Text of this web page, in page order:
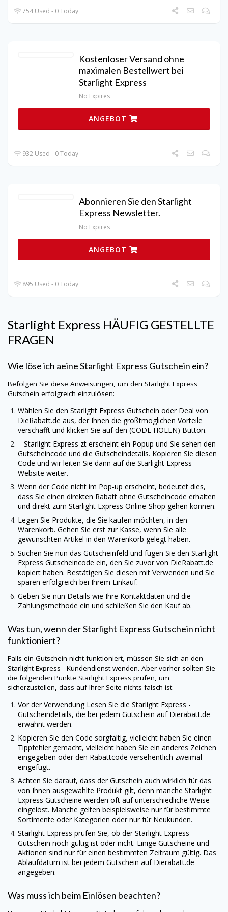
754 Used - 0 Today
Kostenloser Versand ohne
maximalen Bestellwert bei
Starlight Express
No Expires
ANGEBOT
932 Used - 0 Today
Abonnieren Sie den Starlight
Express Newsletter.
No Expires
ANGEBOT
895 Used - 0 Today
Starlight Express HÄUFIG GESTELLTE
FRAGEN
Wie löse ich aeineStarlight Express Gutschein ein?
Befolgen Sie diese Anweisungen, um den Starlight Express
Gutschein erfolgreich einzulösen:
Wählen Sie den Starlight Express Gutschein oder Deal von
DieRabatt.de aus, der Ihnen die größtmöglichen Vorteile
verschafft und klicken Sie auf den (CODE HOLEN) Button.
Starlight Express zt erscheint ein Popup und Sie sehen den
Gutscheincode und die Gutscheindetails. Kopieren Sie diesen
Code und wir leiten Sie dann auf die Starlight Express -
Website weiter.
Wenn der Code nicht im Pop-up erscheint, bedeutet dies,
dass Sie einen direkten Rabatt ohne Gutscheincode erhalten
und direkt zum Starlight Express Online-Shop gehen können.
Legen Sie Produkte, die Sie kaufen möchten, in den
Warenkorb. Gehen Sie erst zur Kasse, wenn Sie alle
gewünschten Artikel in den Warenkorb gelegt haben.
Suchen Sie nun das Gutscheinfeld und fügen Sie den Starlight
Express Gutscheincode ein, den Sie zuvor von DieRabatt.de
kopiert haben. Bestätigen Sie diesen mit Verwenden und Sie
sparen erfolgreich bei Ihrem Einkauf.
Geben Sie nun Details wie Ihre Kontaktdaten und die
Zahlungsmethode ein und schließen Sie den Kauf ab.
Was tun, wenn der Starlight Express Gutschein nicht
funktioniert?
Falls ein Gutschein nicht funktioniert, müssen Sie sich an den
Starlight Express -Kundendienst wenden. Aber vorher sollten Sie
die folgenden Punkte Starlight Express prüfen, um
sicherzustellen, dass auf Ihrer Seite nichts falsch ist
Vor der Verwendung Lesen Sie die Starlight Express -
Gutscheindetails, die bei jedem Gutschein aufDierabatt.de
erwähnt werden.
Kopieren Sie den Code sorgfältig, vielleicht haben Sie einen
Tippfehler gemacht, vielleicht haben Sie ein anderes Zeichen
eingegeben oder den Rabattcode versehentlich zweimal
eingefügt.
Achten Sie darauf, dass der Gutschein auch wirklich für das
von Ihnen ausgewählte Produkt gilt, denn manche Starlight
Express Gutscheine werden oft auf unterschiedliche Weise
eingelöst. Manche gelten beispielsweise nur für bestimmte
Sortimente oder Kategorien oder nur für Neukunden.
Starlight Express prüfen Sie, ob der Starlight Express -
Gutschein noch gültig ist oder nicht. Einige Gutscheine und
Aktionen sind nur für einen bestimmten Zeitraum gültig. Das
Ablaufdatum ist bei jedem Gutschein aufDierabatt.de
angegeben.
Was muss ich beim Einlösen beachten?